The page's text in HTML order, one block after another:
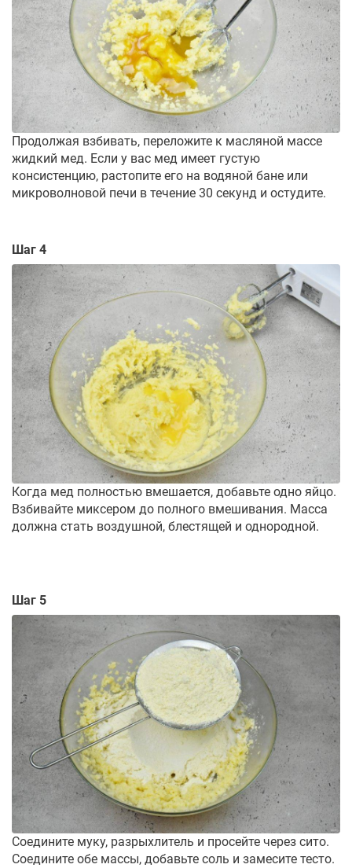
Продолжая взбивать, переложите к масляной массе
жидкий мед. Если у вас мед имеет густую
консистенцию, растопите его на водяной бане или
микроволновой печи в течение 30 секунд и остудите.
Шаг 4
Когда мед полностью вмешается, добавьте одно яйцо.
Взбивайте миксером до полного вмешивания. Масса
должна стать воздушной, блестящей и однородной.
Шаг 5
Соедините муку, разрыхлитель и просейте через сито.
Соедините обе массы, добавьте соль и замесите тесто.